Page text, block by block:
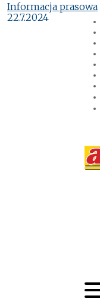
Informacja prasowa
22.7.2024